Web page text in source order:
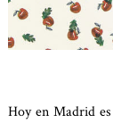
Hoy en Madrid